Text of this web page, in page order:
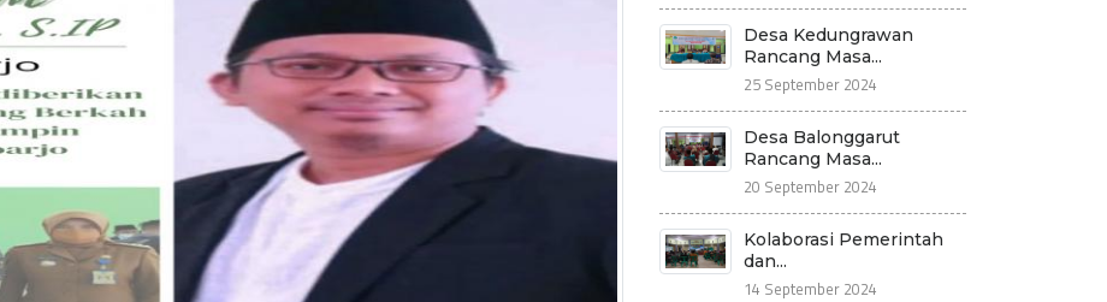
Desa Kedungrawan
Rancang Masa...
25 September 2024
Desa Balonggarut
Rancang Masa...
20 September 2024
Kolaborasi Pemerintah
dan...
14 September 2024